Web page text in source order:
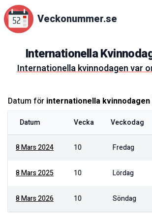
Veckonummer.se
Internationella
internationella kvinnodagenvar
Datum för internationella kvinnodagen
Datum Vecka Veckodag
8 Mars 2024 10 Fredag
8 Mars 2025 10 Lördag
8 Mars 2026 10 Söndag